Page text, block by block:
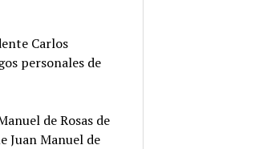
Carlos
personales de
de Rosas de
Juan Manuel de